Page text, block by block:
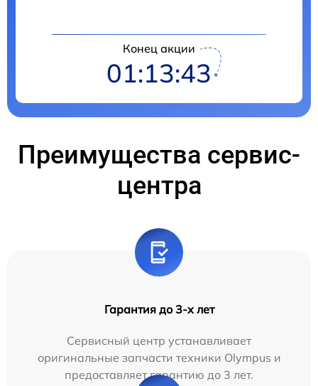
Конец акции
01:13:42
Преимущества сервис-
центра
Гарантия до 3-х лет
Сервисный центр устанавливает
оригинальные запчасти техники Olympus и
предоставляет гарантию до 3 лет.